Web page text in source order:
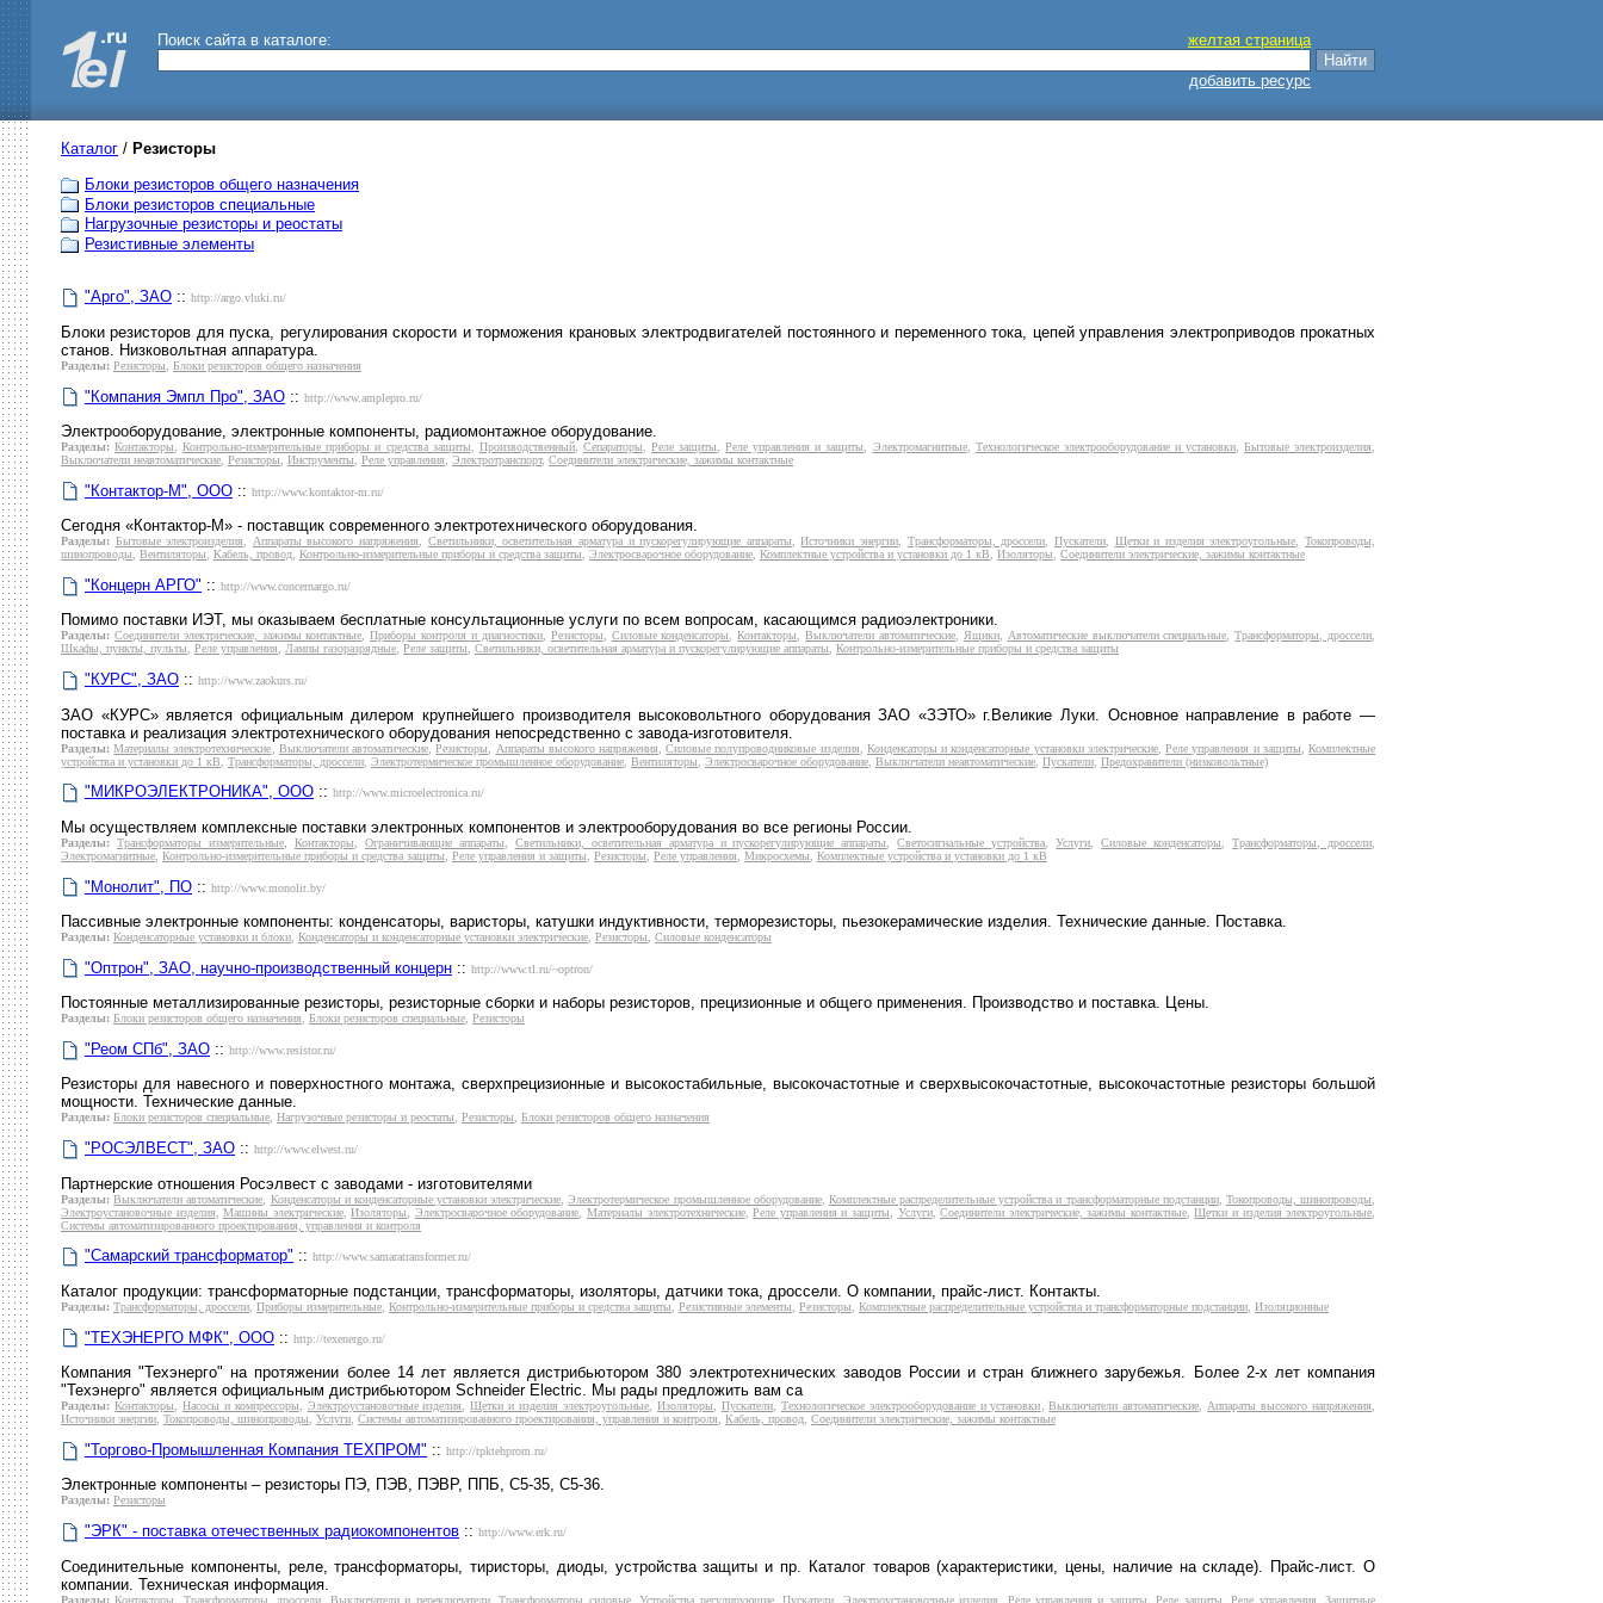
Поиск сайта в каталоге: желтая страница
добавить ресурс
Каталог / Резисторы
Блоки резисторов общего назначения
Блоки резисторов специальные
Нагрузочные резисторы и реостаты
Резистивные элементы
"Арго", ЗАО :: http://argo.vluki.ru/
Блоки резисторов для пуска, регулирования скорости и торможения крановых электродвигателей постоянного и переменного тока, цепей управления электроприводов прокатных
станов. Низковольтная аппаратура.
Разделы: Резисторы Блоки резисторов общего назначения
"Компания Эмпл Про", ЗАО :: http://www.amplepro.ru/
Электрооборудование, электронные компоненты, радиомонтажное оборудование.
Разделы: Контакторы ,Контрольно-измерительные приборы и средства защиты Производственный, Сепараторы Реле защиты ,Реле управления и защиты Электромагнитные, Технологическое электрооборудование и установки,Бытовые электроизделия
Выключатели неавтоматические Резисторы Инструменты Реле управления Электротранспорт, Соединители электрические, зажимы контактные
"Контактор-М", ООО :: http://www.kontaktor-m.ru/
Сегодня «Контактор-М» - поставщик современного электротехнического оборудования.
Разделы: Бытовые электроизделия Аппараты высокого напряжения Светильники, осветительная арматура и пускорегулирующие аппараты ,Источники энергии Трансформаторы, дроссели Пускатели, Щетки и изделия электроугольные ,Токопроводы,
шинопроводы
Вентиляторы Кабель, провод Контрольно-измерительные приборы и средства защиты Электросварочное оборудование Комплектные устройства и установки до 1 кВ Изоляторы Соединители электрические, зажимы контактные
"Концерн АРГО" :: http://www.concernargo.ru/
Помимо поставки ИЭТ, мы оказываем бесплатные консультационные услуги по всем вопросам, касающимся радиоэлектроники.
Разделы: Соединители электрические, зажимы контактные,Приборы контроля и диагностики, Резисторы, Силовые конденсаторы,Контакторы,Выключатели автоматические, Ящики, Автоматические выключатели специальные,Трансформаторы, дроссели,
Шкафы, пункты, пульты, Реле управления, Лампы газоразрядные, Реле защиты, Светильники, осветительная арматура и пускорегулирующие аппараты, Контрольно-измерительные приборы и средства защиты
"КУРС", ЗАО :: http://www.zaokurs.ru/
ЗАО «КУРС» является официальным дилером крупнейшего производителя высоковольтного оборудования ЗАО «ЗЭТО» г.Великие Луки. Основное направление в работе —
поставка и реализация электротехнического оборудования непосредственно с завода-изготовителя.
Разделы: Материалы электротехнические Выключатели автоматические ,Резисторы Аппараты высокого напряжения ,Силовые полупроводниковые изделия Конденсаторы и конденсаторные установки электрические,Реле управления и защиты ,Комплектные
устройства и установки до 1 кВ
Трансформаторы, дроссели Электротермическое промышленное оборудование Вентиляторы Электросварочное оборудование Выключатели неавтоматические Пускатели Предохранители (низковольтные)
"МИКРОЭЛЕКТРОНИКА", ООО :: http://www.microelectronica.ru/
Мы осуществляем комплексные поставки электронных компонентов и электрооборудования во все регионы России.
Разделы: Трансформаторы измерительные, Контакторы Ограничивающие аппараты Светильники, осветительная арматура и пускорегулирующие аппараты ,Светосигнальные устройства ,Услуги ,Силовые конденсаторы ,Трансформаторы, дроссели
Электромагнитные Контрольно-измерительные приборы и средства защиты Реле управления и защиты Резисторы Реле управления Микросхемы Комплектные устройства и установки до 1 кВ
"Монолит", ПО :: http://www.monolit.by/
Пассивные электронные компоненты: конденсаторы, варисторы, катушки индуктивности, терморезисторы, пьезокерамические изделия. Технические данные. Поставка.
Разделы: Конденсаторные установки и блоки Конденсаторы и конденсаторные установки электрические Резисторы Силовые конденсаторы
"Оптрон", ЗАО, научно-производственный концерн :: http://www.tl.ru/~optron/
Постоянные металлизированные резисторы, резисторные сборки и наборы резисторов, прецизионные и общего применения. Производство и поставка. Цены.
Разделы: Блоки резисторов общего назначения, Блоки резисторов специальные, Резисторы
"Реом СПб", ЗАО :: http://www.resistor.ru/
Резисторы для навесного и поверхностного монтажа, сверхпрецизионные и высокостабильные, высокочастотные и сверхвысокочастотные, высокочастотные резисторы большой
мощности. Технические данные.
Разделы: Блоки резисторов специальные, Нагрузочные резисторы и реостаты, Резисторы, Блоки резисторов общего назначения
"РОСЭЛВЕСТ", ЗАО :: http://www.elwest.ru/
Партнерские отношения Росэлвест с заводами - изготовителями
Разделы: Выключатели автоматические Конденсаторы и конденсаторные установки электрические ,Электротермическое промышленное оборудование, Комплектные распределительные устройства и трансформаторные подстанции, Токопроводы, шинопроводы
Электроустановочные изделия ,Машины электрические,Изоляторы Электросварочное оборудование ,Материалы электротехнические,Реле управления и защиты Услуги,Соединители электрические, зажимы контактные,Щетки и изделия электроугольные
Системы автоматизированного проектирования, управления и контроля
"Самарский трансформатор" :: http://www.samaratransformer.ru/
Каталог продукции: трансформаторные подстанции, трансформаторы, изоляторы, датчики тока, дроссели. О компании, прайс-лист. Контакты.
Разделы: Трансформаторы, дроссели Приборы измерительные Контрольно-измерительные приборы и средства защиты Резистивные элементы Резисторы Комплектные распределительные устройства и трансформаторные подстанции Изоляционные
"ТЕХЭНЕРГО МФК", ООО :: http://texenergo.ru/
Компания "Техэнерго" на протяжении более 14 лет является дистрибьютором 380 электротехнических заводов России и стран ближнего зарубежья. Более 2-х лет компания
"Техэнерго" является официальным дистрибьютором Schneider Electric. Мы рады предложить вам са
Разделы: Контакторы Насосы и компрессоры Электроустановочные изделия ,Щетки и изделия электроугольные Изоляторы Пускатели, Технологическое электрооборудование и установки ,Выключатели автоматические Аппараты высокого напряжения
Источники энергии Токопроводы, шинопроводы Услуги Системы автоматизированного проектирования, управления и контроля Кабель, провод Соединители электрические, зажимы контактные
"Торгово-Промышленная Компания ТЕХПРОМ" :: http://tpktehprom.ru/
Электронные компоненты – резисторы ПЭ, ПЭВ, ПЭВР, ППБ, С5-35, С5-36.
Разделы: Резисторы
"ЭРК" - поставка отечественных радиокомпонентов :: http://www.erk.ru/
Соединительные компоненты, реле, трансформаторы, тиристоры, диоды, устройства защиты и пр. Каталог товаров (характеристики, цены, наличие на складе). Прайс-лист. О
компании. Техническая информация.
Разделы: Контакторы Трансформаторы, дроссели Выключатели и переключатели,Трансформаторы силовые,Устройства регулирующие,Пускатели Электроустановочные изделия Реле управления и защиты ,Реле защиты ,Реле управления Защитные